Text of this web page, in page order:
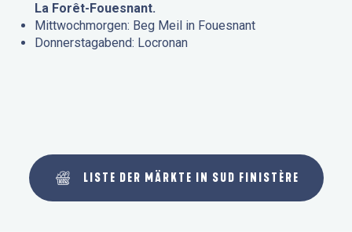
La Forêt-Fouesnant.
Mittwochmorgen: Beg Meil in Fouesnant
Donnerstagabend: Locronan
LISTE DER MÄRKTE IN SUD FINISTÈRE